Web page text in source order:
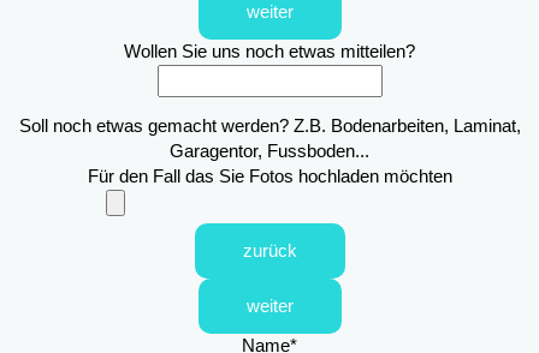
weiter
Wollen Sie uns noch etwas mitteilen?
Soll noch etwas gemacht werden? Z.B. Bodenarbeiten, Laminat,
Garagentor, Fussboden...
Für den Fall das Sie Fotos hochladen möchten
zurück
weiter
Name*